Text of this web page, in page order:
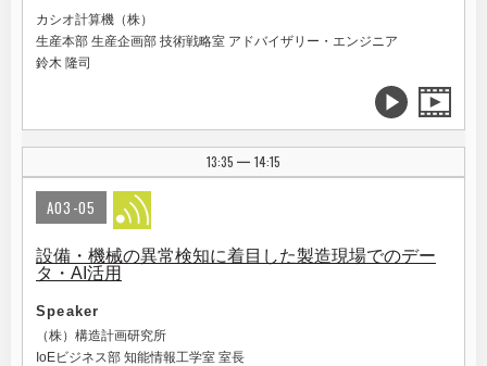
カシオ計算機（株）
生産本部 生産企画部 技術戦略室 アドバイザリー・エンジニア
鈴木 隆司
13:35 | 14:15
A03-05
設備・機械の異常検知に着目した製造現場でのデー
タ・AI活用
Speaker
（株）構造計画研究所
IoEビジネス部 知能情報工学室 室長